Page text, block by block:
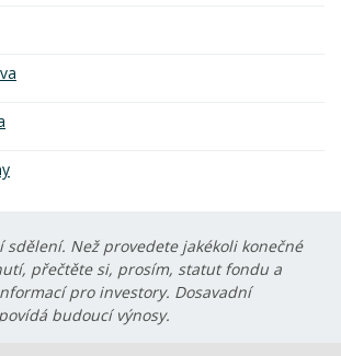
sdělení. Než provedete jakékoli konečné
přečtěte si, prosím, statut fondu a
pro investory. Dosavadní
budoucí výnosy.